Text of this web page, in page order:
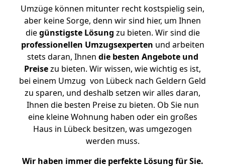
Umzüge können mitunter recht kostspielig sein,
aber keine Sorge, denn wir sind hier, um Ihnen
diegünstigste Lösung zu bieten. Wir sind die
professionellen Umzugsexperten und arbeiten
stets daran, Ihnen die besten Angebote und
Preisezu bieten. Wir wissen, wie wichtig es ist,
bei einem Umzug von Lübeck nach Geldern Geld
zu sparen, und deshalb setzen wir alles daran,
Ihnen die besten Preise zu bieten. Ob Sie nun
eine kleine Wohnung haben oder ein großes
Haus in Lübeck besitzen, was umgezogen
werden muss.
Wir haben immer die perfekte Lösung für Sie.